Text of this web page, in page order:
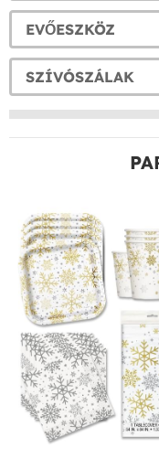
EVŐESZKÖZ
SZÍVÓSZÁLAK